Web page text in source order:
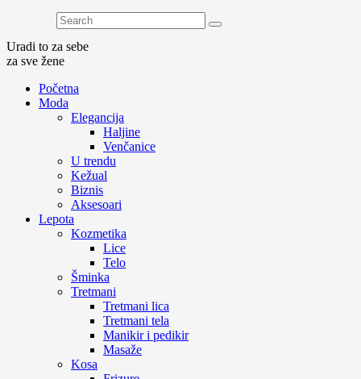
Uradi to za sebe
za sve žene
Početna
Moda
Elegancija
Haljine
Venčanice
U trendu
Kežual
Biznis
Aksesoari
Lepota
Kozmetika
Lice
Telo
Šminka
Tretmani
Tretmani lica
Tretmani tela
Manikir i pedikir
Masaže
Kosa